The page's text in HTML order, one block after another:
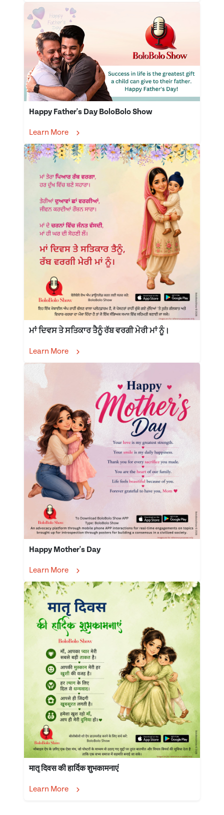
Happy Father's Day BoloBolo Show
Learn More
ਮਾਂ ਦਿਵਸ ਤੇ ਸਤਿਕਾਰ ਤੈਨੂੰ ਰੱਬ ਵਰਗੀ ਮੇਰੀ ਮਾਂ ਨੂੰ।
Learn More
Happy Mother's Day
Learn More
मातृ दिवस की हार्दिक शुभकामनाएं
Learn More